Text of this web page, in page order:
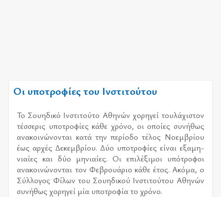
Οι υποτροφίες του Ινστιτούτου
Το Σου­η­δι­κό Ινστι­τού­το Αθη­νών χο­ρη­γεί του­λά­χι­στον
τέσ­σε­ρις υπο­τρο­φί­ες κάθε χρό­νο, οι οποί­ες συ­νή­θως
ανα­κοι­νώ­νο­νται κατά την πε­ρί­ο­δο τέ­λος Νοεμ­βρί­ου
έως αρ­χές Δεκεμ­βρί­ου. Δύο υπο­τρο­φί­ες εί­ναι εξα­μη­
νιαί­ες και δύο μη­νιαί­ες. Οι επι­λέ­ξι­μοι υπό­τρο­φοι
ανα­κοι­νώ­νο­νται τον Φεβρουά­ριο κάθε έτος. Ακόμα, ο
Σύλ­λο­γος Φίλων του Σου­η­δι­κού Ινστι­τού­του Αθη­νών
συ­νή­θως χο­ρη­γεί μία υπο­τρο­φία το χρό­νο.